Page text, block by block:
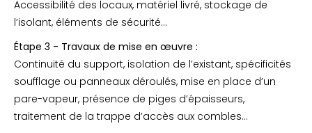
Accessibilité des locaux, matériel livré, stockage de
l’isolant, éléments de sécurité…
Étape 3 - Travaux de mise en œuvre :
Continuité du support, isolation de l’existant, spécificités
soufflage ou panneaux déroulés, mise en place d’un
pare-vapeur, présence de piges d’épaisseurs,
traitement de la trappe d’accès aux combles…